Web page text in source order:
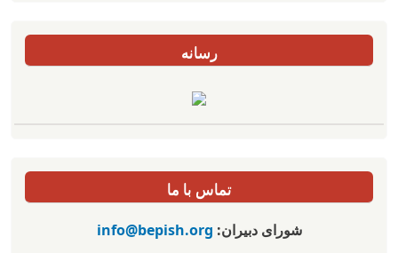
رسانه
تماس با ما
شورای دبیران:info@bepish.org